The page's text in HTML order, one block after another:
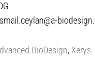
BioDesign, Xerys